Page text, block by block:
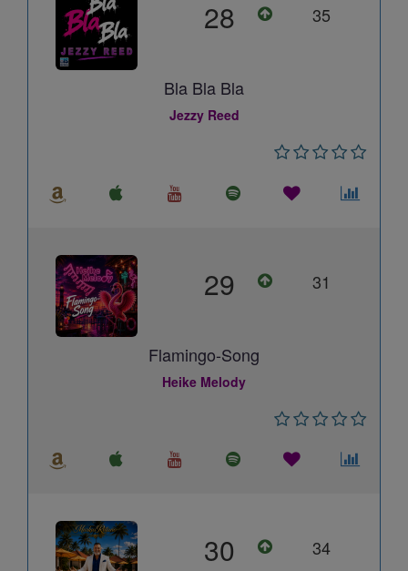
28 35
Bla Bla Bla
Jezzy Reed
29 31
Flamingo-Song
Heike Melody
30 34